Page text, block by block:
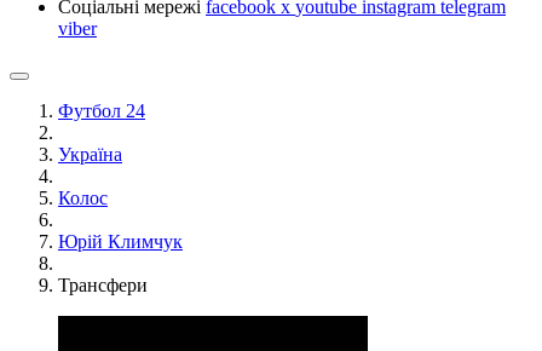
Соціальні мережі facebook x youtube instagram telegram
viber
Футбол 24
Україна
Колос
Юрій Климчук
Трансфери